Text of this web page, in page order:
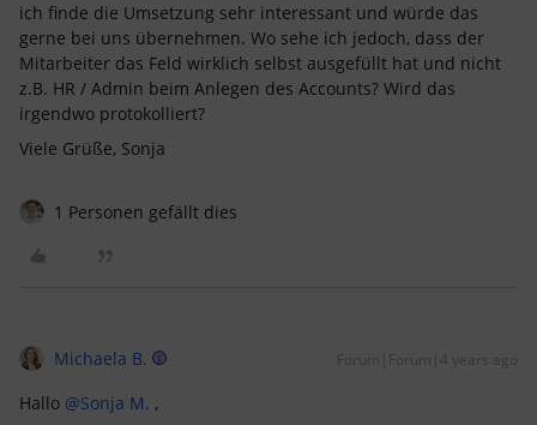
ich finde die Umsetzung sehr interessant und würde das
gerne bei uns übernehmen. Wo sehe ich jedoch, dass der
Mitarbeiter das Feld wirklich selbst ausgefüllt hat und nicht
z.B. HR / Admin beim Anlegen des Accounts? Wird das
irgendwo protokolliert?
Viele Grüße, Sonja
1 Personen gefällt dies
Michaela B. Forum|Forum|4 years ago
Hallo @Sonja M. ,